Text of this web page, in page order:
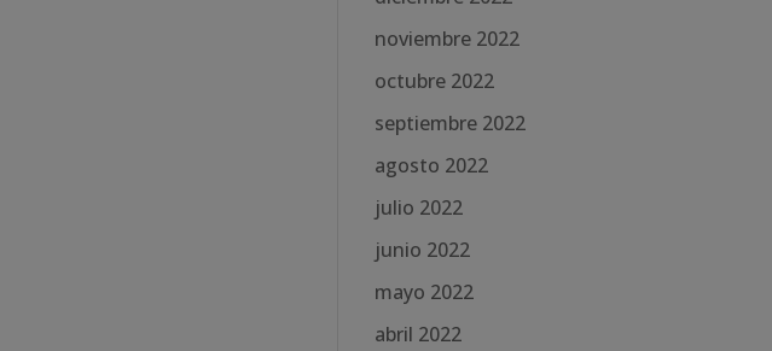
noviembre 2022
octubre 2022
septiembre 2022
agosto 2022
julio 2022
junio 2022
mayo 2022
abril 2022